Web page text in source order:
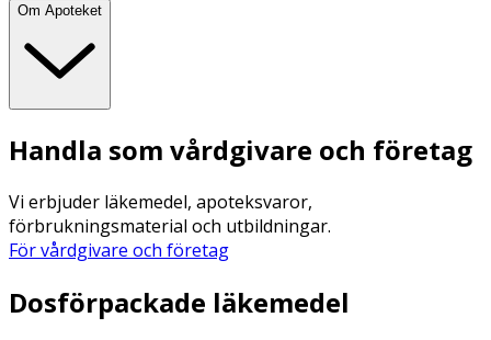
Om Apoteket
Handla som vårdgivare och företag
Vi erbjuder läkemedel, apoteksvaror,
förbrukningsmaterial och utbildningar.
För vårdgivare och företag
Dosförpackade läkemedel